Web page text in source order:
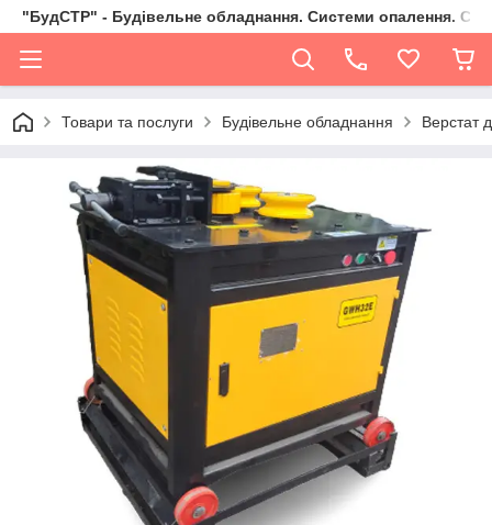
"БудСТР" - Будівельне обладнання. Системи опалення.
Товари та послуги Будівельне обладнання Верстат